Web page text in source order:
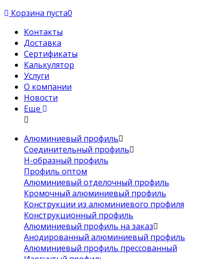
Корзина пуста0
Контакты
Доставка
Сертификаты
Калькулятор
Услуги
О компании
Новости
Еще
Алюминиевый профиль
Соединительный профиль
Н-образный профиль
Профиль оптом
Алюминиевый отделочный профиль
Кромочный алюминиевый профиль
Конструкции из алюминиевого профиля
Конструкционный профиль
Алюминиевый профиль на заказ
Анодированный алюминиевый профиль
Алюминиевый профиль прессованный